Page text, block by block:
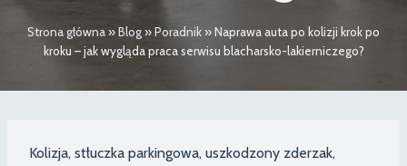
Strona główna»Blog»Poradnik »Naprawa auta po kolizji krok po
kroku – jak wygląda praca serwisu blacharsko-lakierniczego?
Kolizja, stłuczka parkingowa, uszkodzony zderzak,